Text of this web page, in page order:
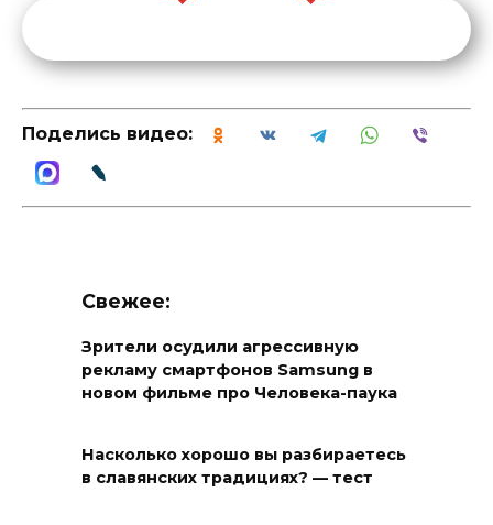
Поделись видео:
Свежее:
Зрители осудили агрессивную
рекламу смартфонов Samsung в
новом фильме про Человека-паука
Насколько хорошо вы разбираетесь
в славянских традициях? — тест